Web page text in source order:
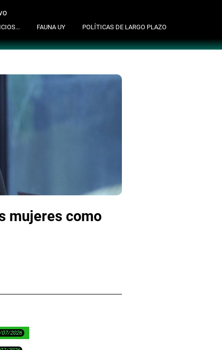
suscribite al newsletter
FAUNA UY POLÍTICAS DE LARGO PLAZO
mujeres como
2026